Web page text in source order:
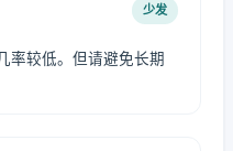
少发
率较低。但请避免长期